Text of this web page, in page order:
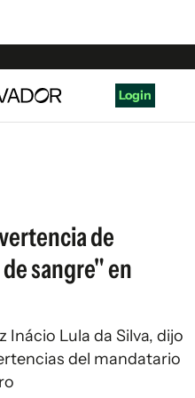
Login
de
sangre" en
Inácio Lula da Silva, dijo
del mandatario